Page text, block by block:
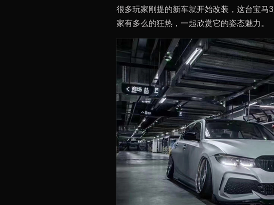
很多玩家刚提的新车就开始改装，这台宝
家有多么的狂热，一起欣赏它的姿态魅力。